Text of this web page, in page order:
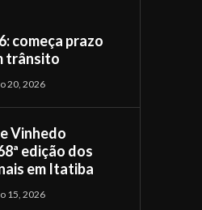
começa prazo
trânsito
20, 2026
Vinhedo
edição dos
em Itatiba
15, 2026